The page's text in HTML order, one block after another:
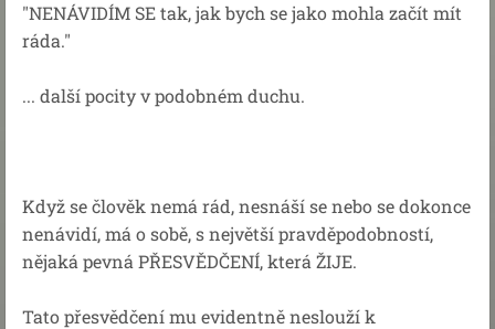
"NENÁVIDÍM SE tak, jak bych se jako mohla začít mít
ráda."
... další pocity v podobném duchu.
Když se člověk nemá rád, nesnáší se nebo se dokonce
nenávidí, má o sobě, s největší pravděpodobností,
nějaká pevná PŘESVĚDČENÍ, která ŽIJE.
Tato přesvědčení mu evidentně neslouží k